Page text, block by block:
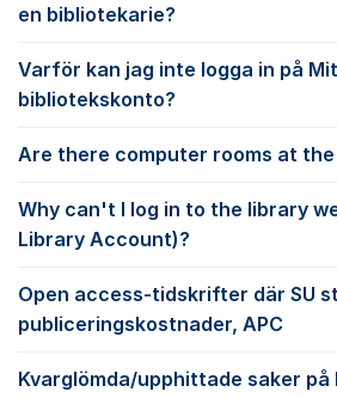
en bibliotekarie?
Varför kan jag inte logga in på
bibliotekskonto?
Are there computer rooms at
Why can't I log in to the library
Library Account)?
Open access-tidskrifter där SU
publiceringskostnader, APC
Kvarglömda/upphittade saker på